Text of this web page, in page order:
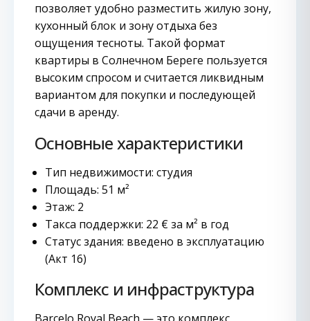
позволяет удобно разместить жилую зону,
кухонный блок и зону отдыха без
ощущения тесноты. Такой формат
квартиры в Солнечном Береге пользуется
высоким спросом и считается ликвидным
вариантом для покупки и последующей
сдачи в аренду.
Основные характеристики
Тип недвижимости: студия
Площадь: 51 м²
Этаж: 2
Такса поддержки: 22 € за м² в год
Статус здания: введено в эксплуатацию
(Акт 16)
Комплекс и инфраструктура